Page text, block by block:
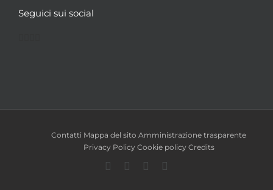
Seguici sui social
Contatti Mappa del sito Amministrazione trasparente
Privacy Policy Cookie policy Credits
Facebook
TwitterYouTube